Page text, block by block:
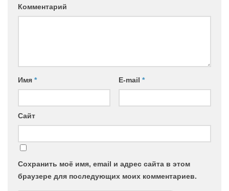
Комментарий
Имя * E-mail *
Сайт
Сохранить моё имя, email и адрес сайта в этом
браузере для последующих моих комментариев.